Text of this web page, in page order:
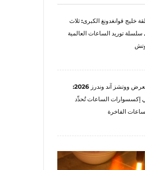
خليج قوانغدونغ الكبرى: ثلاث
توريد الساعات العالمية
غوص عميق في معرض ووتشز آند وندرز 2026:
إكسسوارات الساعات تُحدِّد
الفاخرة